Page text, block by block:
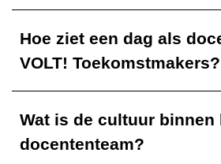
Hoe ziet een dag als
VOLT! Toekomstmakers?
Wat is de cultuur binnen
docententeam?